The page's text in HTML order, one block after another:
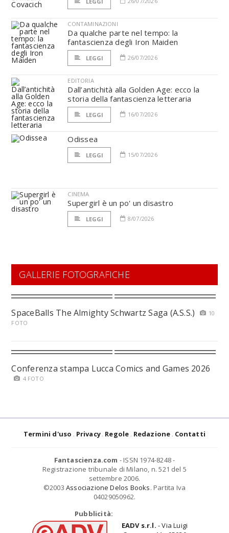
CONTAMINAZIONI
Da qualche parte nel tempo: la
fantascienza degli Iron Maiden
LEGGI 26/07/2026
EDITORIA
Dall’antichità alla Golden Age: ecco la
storia della fantascienza letteraria
LEGGI 16/07/2026
Odissea
LEGGI 15/07/2026
CINEMA
Supergirl è un po' un disastro
LEGGI 8/07/2026
GALLERIE FOTOGRAFICHE
SpaceBalls The Almighty Schwartz Saga (A.S.S.)
10
FOTO
Conferenza stampa Lucca Comics and Games 2026
4 FOTO
Termini d'uso Privacy Regole Redazione Contatti
Fantascienza.com - ISSN 1974-8248 -
Registrazione tribunale di Milano, n. 521 del 5
settembre 2006.
©2003 Associazione Delos Books. Partita Iva
04029050962.
Pubblicità:
EADV s.r.l. - Via Luigi